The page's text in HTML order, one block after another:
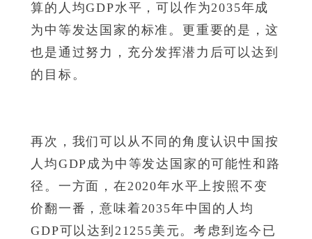
算的人均GDP水平，可以作为2035年成
为中等发达国家的标准。更重要的是，这
也是通过努力，充分发挥潜力后可以达到
的目标。
再次，我们可以从不同的角度认识中国按
人均GDP成为中等发达国家的可能性和路
径。一方面，在2020年水平上按照不变
价翻一番，意味着2035年中国的人均
GDP可以达到21255美元。考虑到迄今已